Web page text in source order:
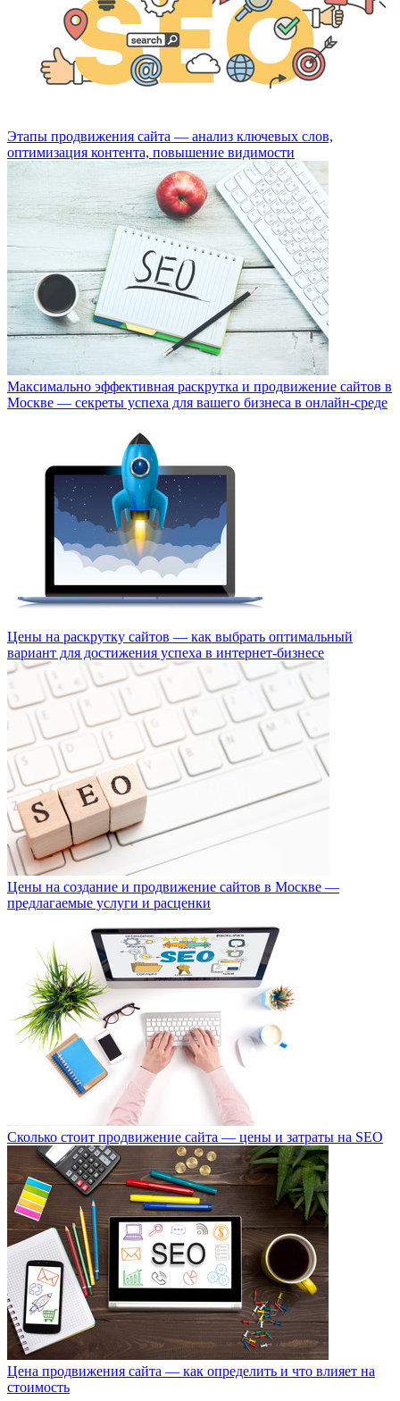
Этапы продвижения сайта — анализ ключевых слов,
оптимизация контента, повышение видимости
Максимально эффективная раскрутка и продвижение сайтов в
Москве — секреты успеха для вашего бизнеса в онлайн-среде
Цены на раскрутку сайтов — как выбрать оптимальный
вариант для достижения успеха в интернет-бизнесе
Цены на создание и продвижение сайтов в Москве —
предлагаемые услуги и расценки
Сколько стоит продвижение сайта — цены и затраты на SEO
Цена продвижения сайта — как определить и что влияет на
стоимость